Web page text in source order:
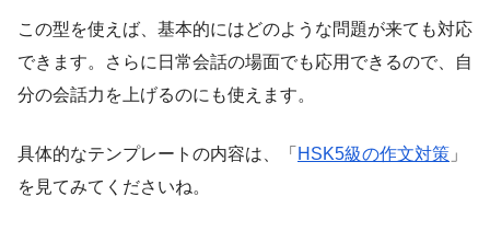
この型を使えば、基本的にはどのような問題が来ても対応
できます。さらに日常会話の場面でも応用できるので、自
分の会話力を上げるのにも使えます。
具体的なテンプレートの内容は、「 HSK5級の作文対策 」
を見てみてくださいね。